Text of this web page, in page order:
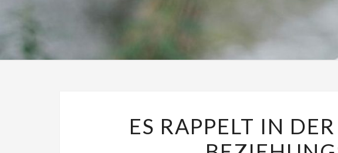
IN
ES RAPPELT IN